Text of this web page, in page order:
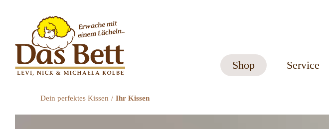
Shop Service
Dein perfektes Kissen Ihr Kissen